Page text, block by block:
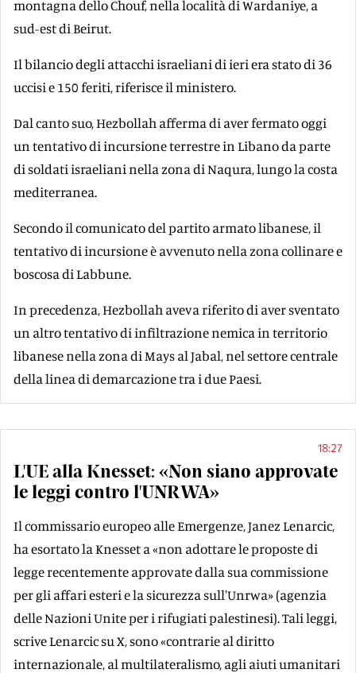
montagna dello Chouf, nella località di Wardaniye, a
sud-est di Beirut.
Il bilancio degli attacchi israeliani di ieri era stato di 36
uccisi e 150 feriti, riferisce il ministero.
Dal canto suo, Hezbollah afferma di aver fermato oggi
un tentativo di incursione terrestre in Libano da parte
di soldati israeliani nella zona di Naqura, lungo la costa
mediterranea.
Secondo il comunicato del partito armato libanese, il
tentativo di incursione è avvenuto nella zona collinare e
boscosa di Labbune.
In precedenza, Hezbollah aveva riferito di aver sventato
un altro tentativo di infiltrazione nemica in territorio
libanese nella zona di Mays al Jabal, nel settore centrale
della linea di demarcazione tra i due Paesi.
18:27
L'UE alla Knesset: «Non siano approvate
le leggi contro l'UNRWA»
Il commissario europeo alle Emergenze, Janez Lenarcic,
ha esortato la Knesset a «non adottare le proposte di
legge recentemente approvate dalla sua commissione
per gli affari esteri e la sicurezza sull'Unrwa» (agenzia
delle Nazioni Unite per i rifugiati palestinesi). Tali leggi,
scrive Lenarcic su X, sono «contrarie al diritto
internazionale, al multilateralismo, agli aiuti umanitari